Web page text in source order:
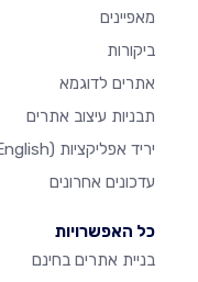
מאפיינים
ביקורות
אתרים לדוגמא
תבניות עיצוב אתרים
יריד אפליקציות (English)
עדכונים אחרונים
כל האפשרויות
בניית אתרים בחינם